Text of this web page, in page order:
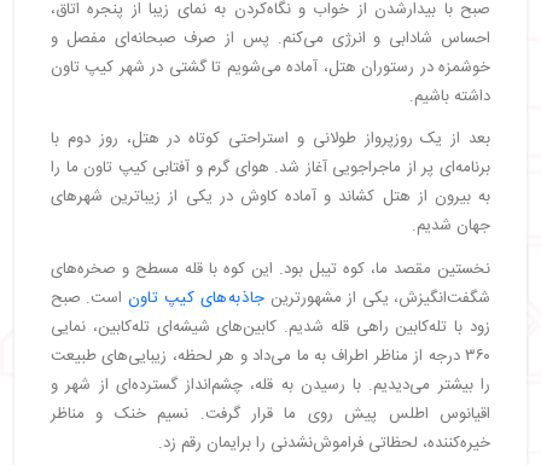
صبح با بیدارشدن از خواب و نگاه‌کردن به نمای زیبا از پنجره اتاق،
احساس شادابی و انرژی می‌کنم. پس از صرف صبحانه‌ای مفصل و
خوشمزه در رستوران هتل، آماده می‌شویم تا گشتی در شهر کیپ تاون
داشته باشیم.
بعد از یک روزپرواز طولانی و استراحتی کوتاه در هتل، روز دوم با
برنامه‌ای پر از ماجراجویی آغاز شد. هوای گرم و آفتابی کیپ تاون ما را
به بیرون از هتل کشاند و آماده کاوش در یکی از زیباترین شهرهای
جهان شدیم.
نخستین مقصد ما، کوه تیبل بود. این کوه با قله مسطح و صخره‌های
شگفت‌انگیزش، یکی از مشهورترین جاذبه‌های کیپ تاون است. صبح
زود با تله‌کابین راهی قله شدیم. کابین‌های شیشه‌ای تله‌کابین، نمایی
۳۶۰ درجه از مناظر اطراف به ما می‌داد و هر لحظه، زیبایی‌های طبیعت
را بیشتر می‌دیدیم. با رسیدن به قله، چشم‌انداز گسترده‌ای از شهر و
اقیانوس اطلس پیش روی ما قرار گرفت. نسیم خنک و مناظر
خیره‌کننده، لحظاتی فراموش‌نشدنی را برایمان رقم زد.